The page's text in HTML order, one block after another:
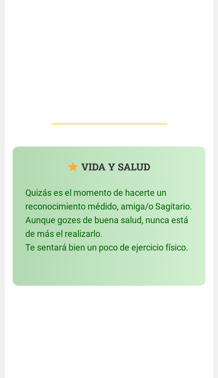
VIDA Y SALUD
Quizás es el momento de hacerte un
reconocimiento médido, amiga/o Sagitario.
Aunque gozes de buena salud, nunca está
de más el realizarlo.
Te sentará bien un poco de ejercicio físico.